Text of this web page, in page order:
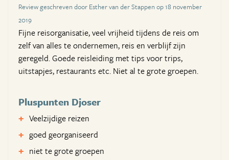
Review geschreven door Esther van der Stappen op 18 november
2019
Fijne reisorganisatie, veel vrijheid tijdens de reis om
zelf van alles te ondernemen, reis en verblijf zijn
geregeld. Goede reisleiding met tips voor trips,
uitstapjes, restaurants etc. Niet al te grote groepen.
Pluspunten Djoser
Veelzijdige reizen
goed georganiseerd
niet te grote groepen